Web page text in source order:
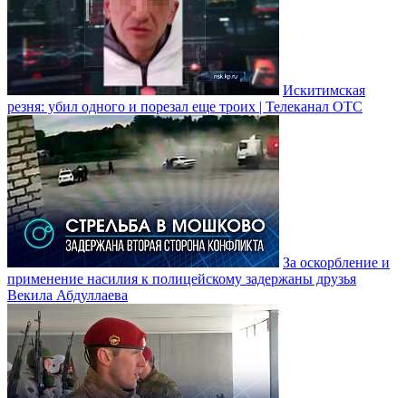
Искитимская
резня: убил одного и порезал еще троих | Телеканал ОТС
За оскорбление и
применение насилия к полицейскому задержаны друзья
Векила Абдуллаева